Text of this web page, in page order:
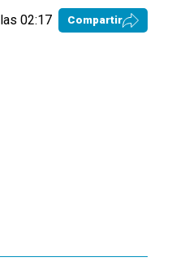
02:17 Compartir